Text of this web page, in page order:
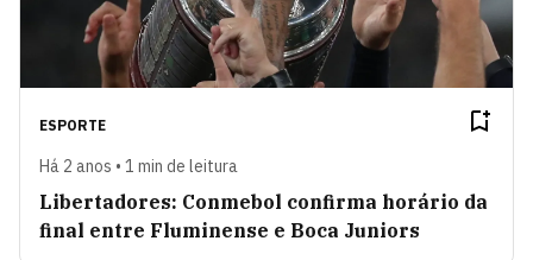
ESPORTE
Há 2 anos • 1 min de leitura
Libertadores: Conmebol confirma horário da
final entre Fluminense e Boca Juniors